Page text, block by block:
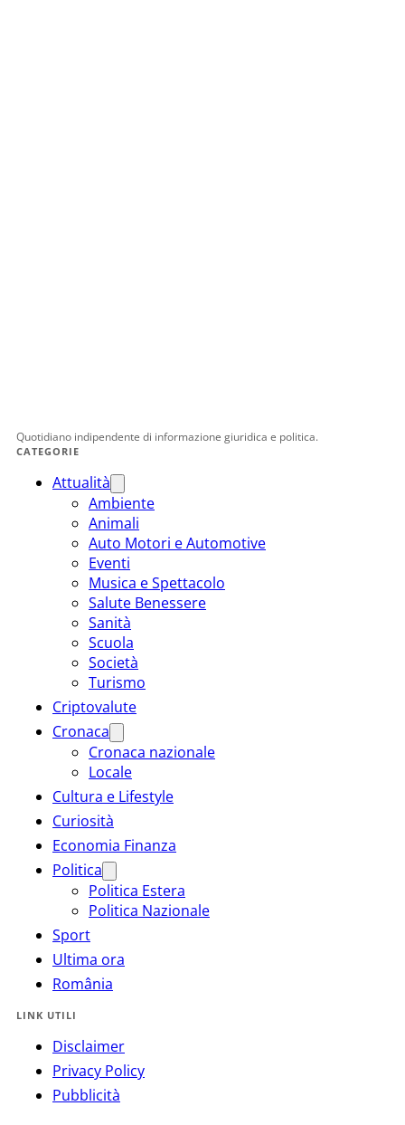
Quotidiano indipendente di informazione giuridica e politica.
CATEGORIE
Attualità
Ambiente
Animali
Auto Motori e Automotive
Eventi
Musica e Spettacolo
Salute Benessere
Sanità
Scuola
Società
Turismo
Criptovalute
Cronaca
Cronaca nazionale
Locale
Cultura e Lifestyle
Curiosità
Economia Finanza
Politica
Politica Estera
Politica Nazionale
Sport
Ultima ora
România
LINK UTILI
Disclaimer
Privacy Policy
Pubblicità